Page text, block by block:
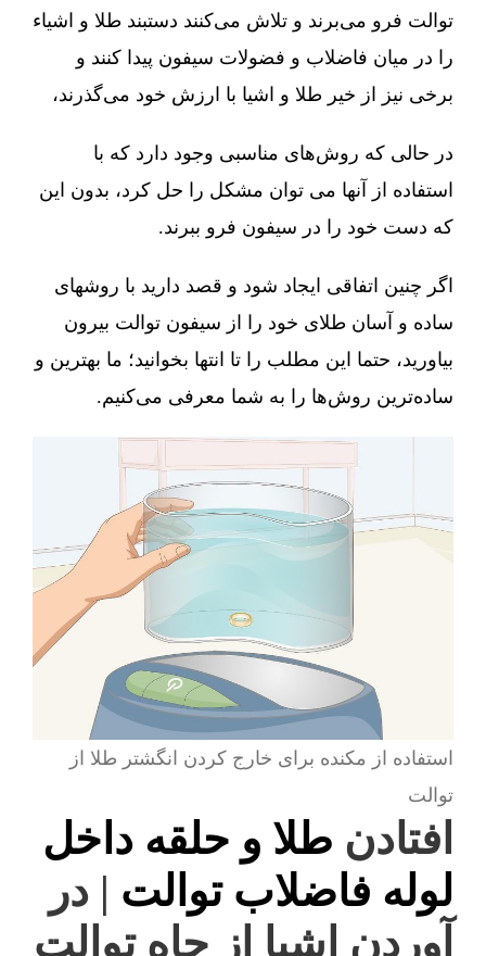
توالت فرو می‌برند و تلاش می‌کنند دستبند طلا و اشیاء
را در میان فاضلاب و فضولات سیفون پیدا کنند و
برخی نیز از خیر طلا و اشیا با ارزش خود می‌گذرند،
در حالی که روش‌های مناسبی وجود دارد که با
استفاده از آنها می توان مشکل را حل کرد، بدون این
که دست خود را در سیفون فرو ببرند.
اگر چنین اتفاقی ایجاد شود و قصد دارید با روشهای
ساده و آسان طلای خود را از سیفون توالت بیرون
بیاورید، حتما این مطلب را تا انتها بخوانید؛ ما بهترین و
ساده‌ترین روش‌ها را به شما معرفی می‌کنیم.
استفاده از مکنده برای خارج کردن انگشتر طلا از
توالت
افتادن طلا و حلقه داخل
لوله فاضلاب توالت | در
آوردن اشیا از چاه توالت